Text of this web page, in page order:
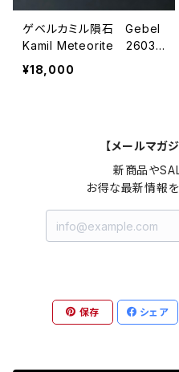
ゲベルカミル隕石 Gebel
Kamil Meteorite 26033
102
¥18,000
【メールマガ
新商品や
お得な最新情報を
保存 シェア